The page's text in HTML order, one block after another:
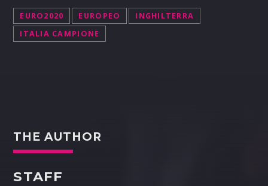
EURO2020 EUROPEO
INGHILTERRA
ITALIA CAMPIONE
THE AUTHOR
STAFF